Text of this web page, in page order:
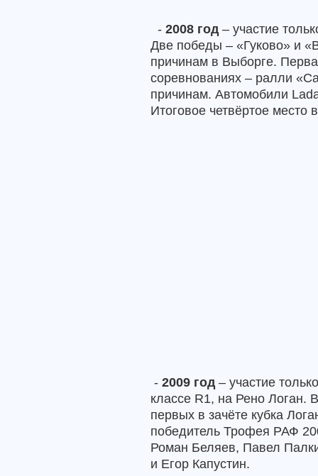
- 2008 год – участие
Две победы – «Гуково» и
причинам в Выборге.
соревнованиях – ралли
причинам. Автомобили
Итоговое четвёртое место
- 2009 год – участие
классе R1, на Рено Логан.
первых в зачёте кубка
победитель Трофея РАФ
Роман Беляев, Павел
и Егор Капустин.